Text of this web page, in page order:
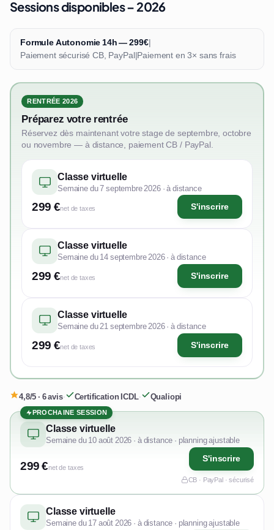
Sessions disponibles – 2026
Formule Autonomie 14h — 299€|
Paiement sécurisé CB, PayPal|Paiement en 3× sans frais
RENTRÉE 2026
Préparez votre rentrée
Réservez dès maintenant votre stage de septembre, octobre
ou novembre — à distance, paiement CB / PayPal.
Classe virtuelle
Semaine du 7 septembre 2026 · à distance
299 €net de taxes S'inscrire
Classe virtuelle
Semaine du 14 septembre 2026 · à distance
299 €net de taxes S'inscrire
Classe virtuelle
Semaine du 21 septembre 2026 · à distance
299 €net de taxes S'inscrire
4,8/5 · 6 avis· Certification ICDL· Qualiopi
PROCHAINE SESSION
Classe virtuelle
Semaine du 10 août 2026 · à distance · planning ajustable
299 €net de taxes
S'inscrire
CB · PayPal · sécurisé
Classe virtuelle
Semaine du 17 août 2026 · à distance · planning ajustable